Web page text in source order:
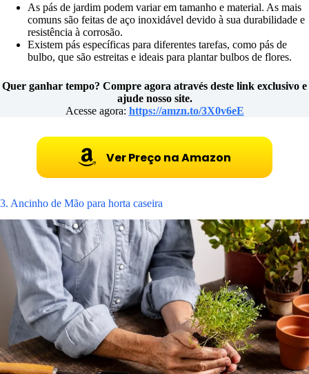
As pás de jardim podem variar em tamanho e material. As mais
comuns são feitas de aço inoxidável devido à sua durabilidade e
resistência à corrosão.
Existem pás específicas para diferentes tarefas, como pás de
bulbo, que são estreitas e ideais para plantar bulbos de flores.
Quer ganhar tempo? Compre agora através deste link exclusivo e
ajude nosso site.
Acesse agora: https://amzn.to/3X0v6eE
Ver Preço na Amazon
3. Ancinho de Mão para horta caseira